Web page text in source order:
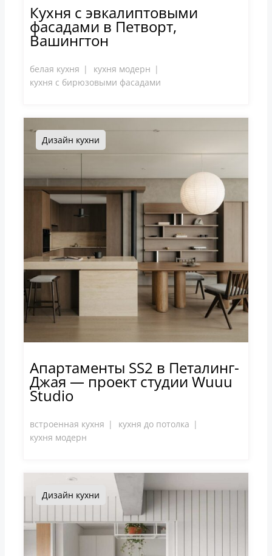
Кухня с эвкалиптовыми
фасадами в Петворт,
Вашингтон
белая кухня
кухня модерн
кухня с бирюзовыми фасадами
Дизайн кухни
Апартаменты SS2 в Петалинг-
Джая — проект студии Wuuu
Studio
встроенная кухня
кухня до потолка
кухня модерн
Дизайн кухни